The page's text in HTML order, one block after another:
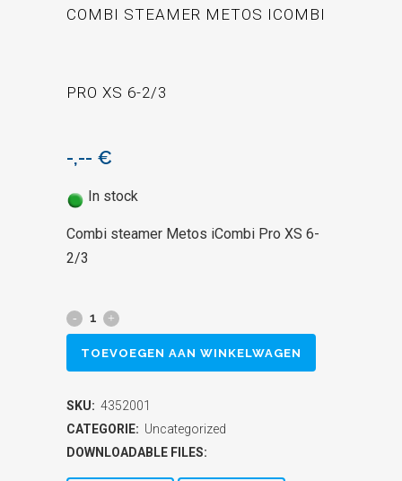
COMBI STEAMER METOS ICOMBI
PRO XS 6-2/3
-,-- €
In stock
Combi steamer Metos iCombi Pro XS 6-
2/3
Combi
steamer
iCombi
Pro
TOEVOEGEN AAN WINKELWAGEN
SKU: 4352001
CATEGORIE: Uncategorized
DOWNLOADABLE FILES: